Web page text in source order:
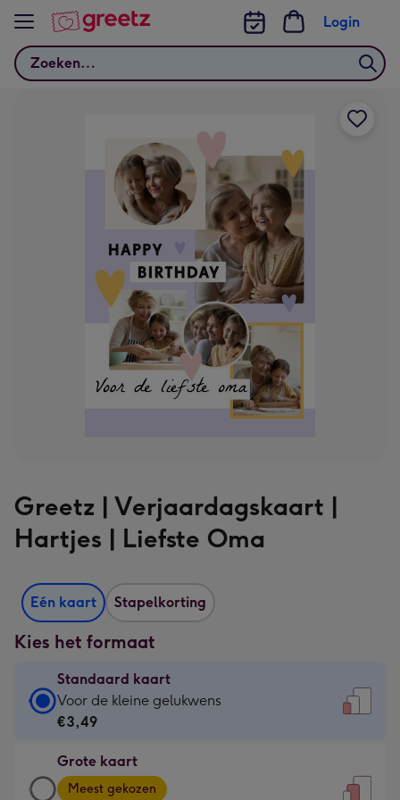
Bekijk meer
Zoeken
Login
Greetz | Verjaardagskaart |
Hartjes | Liefste Oma
Eén kaart Stapelkorting
Kies het formaat
Standaard kaart
Standaard
kaart
€3,49
-
Voor de kleine gelukwens
€3,49
Grote kaart
Grote
Meest gekozen